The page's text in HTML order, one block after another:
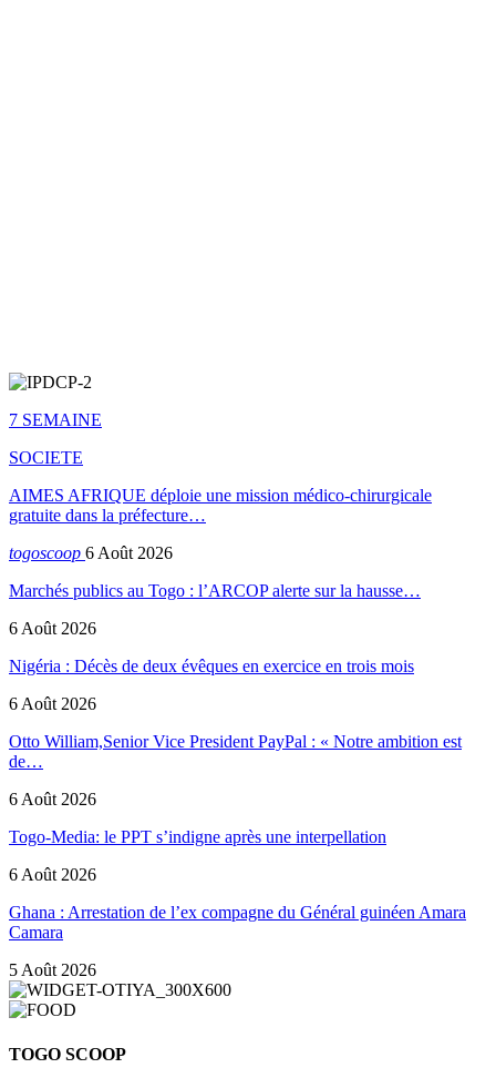
7 SEMAINE
SOCIETE
AIMES AFRIQUE déploie une mission médico-chirurgicale
gratuite dans la préfecture…
togoscoop 6 Août 2026
Marchés publics au Togo : l’ARCOP alerte sur la hausse…
6 Août 2026
Nigéria : Décès de deux évêques en exercice en trois mois
6 Août 2026
Otto William,Senior Vice President PayPal : « Notre ambition est
de…
6 Août 2026
Togo-Media: le PPT s’indigne après une interpellation
6 Août 2026
Ghana : Arrestation de l’ex compagne du Général guinéen Amara
Camara
5 Août 2026
TOGO SCOOP